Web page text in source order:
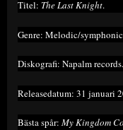
Titel: The Last Knight.
Genre: Melodic/
Diskografi: Napalm records.
Releasedatum: 31 januari
Bästa spår: My Kingdom